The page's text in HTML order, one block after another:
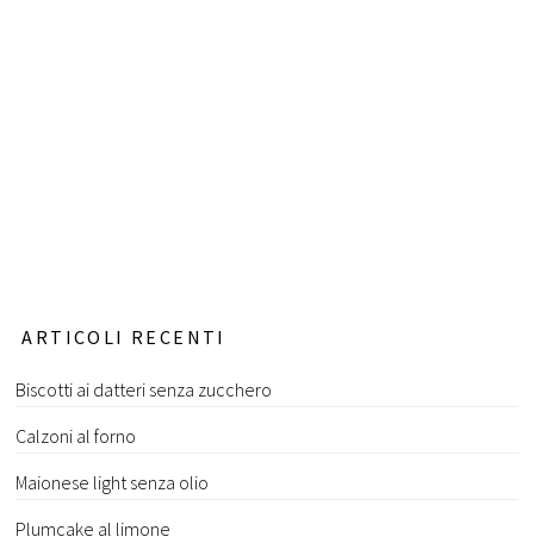
ARTICOLI RECENTI
Biscotti ai datteri senza zucchero
Calzoni al forno
Maionese light senza olio
Plumcake al limone